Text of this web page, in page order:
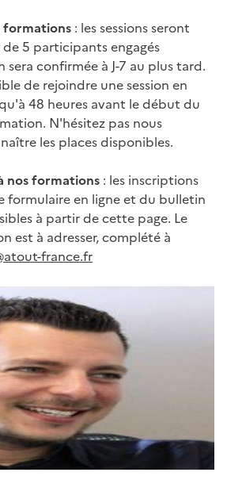
formations : les sessions seront
5 participants engagés
sera confirmée à J-7 au plus tard.
de rejoindre une session en
48 heures avant le début du
N'hésitez pas nous
les places disponibles.
nos formations : les inscriptions
formulaire en ligne et du bulletin
à partir de cette page. Le
est à adresser, complété à
france.fr